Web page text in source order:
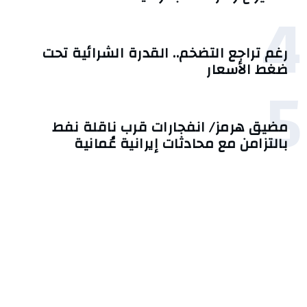
4
رغم تراجع التضخم.. القدرة الشرائية تحت
ضغط الأسعار
5
مضيق هرمز/ انفجارات قرب ناقلة نفط
بالتزامن مع محادثات إيرانية عُمانية